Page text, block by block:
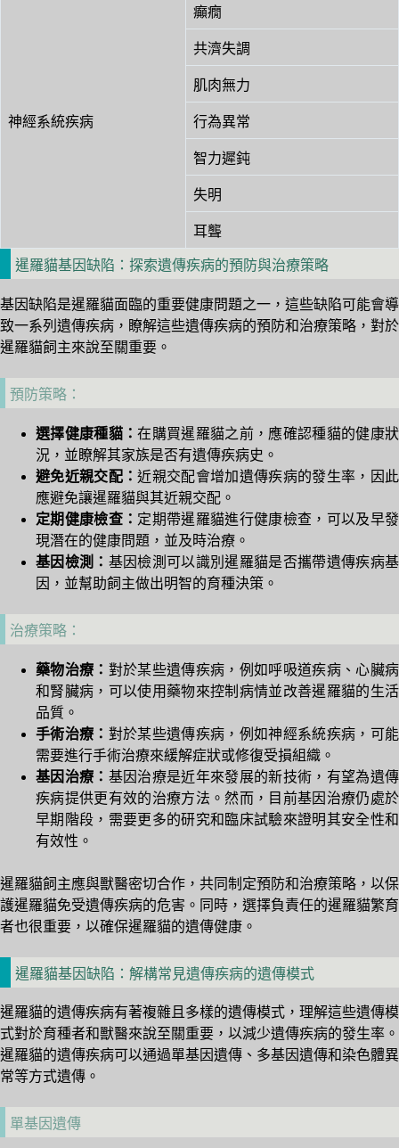
神經系統疾病
癲癇
共濟失調
肌肉無力
行為異常
智力遲鈍
失明
耳聾
暹羅貓基因缺陷：探索遺傳疾病的預防與治療策略
基因缺陷是暹羅貓面臨的重要健康問題之一，這些缺陷可能會導
致一系列遺傳疾病，瞭解這些遺傳疾病的預防和治療策略，對於
暹羅貓飼主來說至關重要。
預防策略：
選擇健康種貓：在購買暹羅貓之前，應確認種貓的健康狀
況，並瞭解其家族是否有遺傳疾病史。
避免近親交配：近親交配會增加遺傳疾病的發生率，因此
應避免讓暹羅貓與其近親交配。
定期健康檢查： 定期帶暹羅貓進行健康檢查，可以及早發
現潛在的健康問題，並及時治療。
基因檢測： 基因檢測可以識別暹羅貓是否攜帶遺傳疾病基
因，並幫助飼主做出明智的育種決策。
治療策略：
藥物治療： 對於某些遺傳疾病，例如呼吸道疾病、心臟病
和腎臟病，可以使用藥物來控制病情並改善暹羅貓的生活
品質。
手術治療： 對於某些遺傳疾病，例如神經系統疾病，可能
需要進行手術治療來緩解症狀或修復受損組織。
基因治療： 基因治療是近年來發展的新技術，有望為遺傳
疾病提供更有效的治療方法。然而，目前基因治療仍處於
早期階段，需要更多的研究和臨床試驗來證明其安全性和
有效性。
暹羅貓飼主應與獸醫密切合作，共同制定預防和治療策略，以保
護暹羅貓免受遺傳疾病的危害。同時，選擇負責任的暹羅貓繁育
者也很重要，以確保暹羅貓的遺傳健康。
暹羅貓基因缺陷：解構常見遺傳疾病的遺傳模式
暹羅貓的遺傳疾病有著複雜且多樣的遺傳模式，理解這些遺傳模
式對於育種者和獸醫來說至關重要，以減少遺傳疾病的發生率。
暹羅貓的遺傳疾病可以通過單基因遺傳、多基因遺傳和染色體異
常等方式遺傳。
單基因遺傳